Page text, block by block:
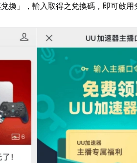
換」，輸入取得之兌換碼，即可啟用